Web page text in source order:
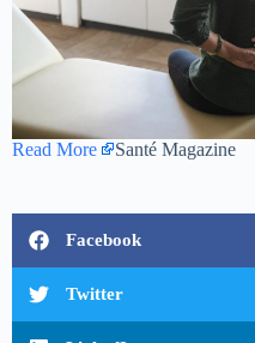
Read More Santé Magazine
Facebook
Twitter